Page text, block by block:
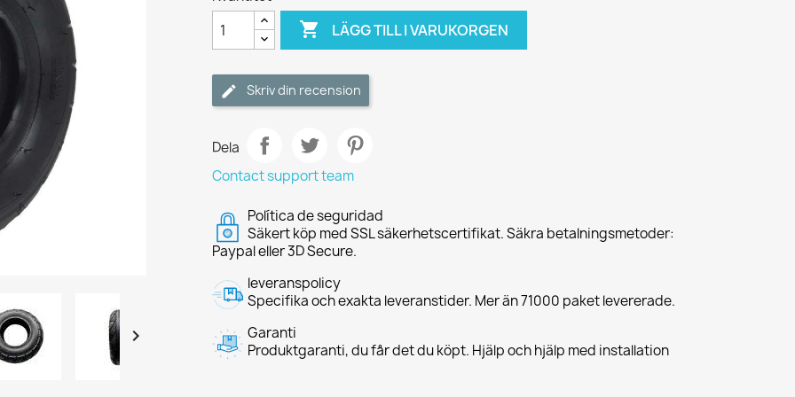

 LÄGG TILL I VARUKORGEN
Skriv din recension
Dela
Contact support team
Política de seguridad
Säkert köp med SSL säkerhetscertifikat. Säkra betalningsmetoder:
Paypal eller 3D Secure.
leveranspolicy
Specifika och exakta leveranstider. Mer än 71000 paket levererade.
Garanti
Produktgaranti, du får det du köpt. Hjälp och hjälp med installation